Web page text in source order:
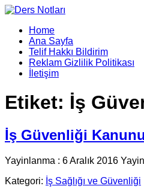
Home
Ana Sayfa
Telif Hakkı Bildirim
Reklam Gizlilik Politikası
İletişim
Etiket: İş
İş Güvenliği Kanunu
Yayinlanma : 6 Aralık 2016
Kategori: İş Sağlığı ve Güvenliği